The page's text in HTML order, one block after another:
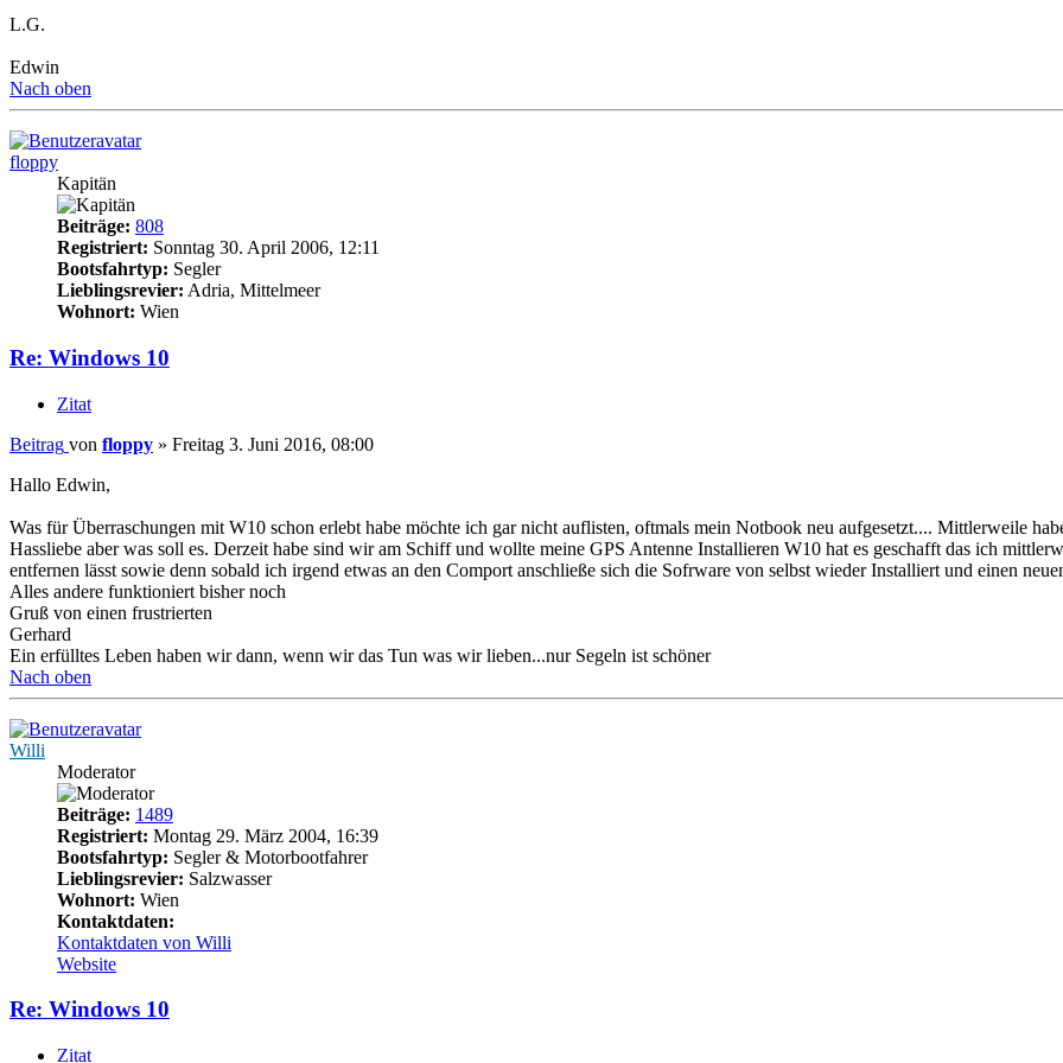
L.G.
Edwin
Nach oben
floppy
Kapitän
Beiträge: 808
Registriert: Sonntag 30. April 2006, 12:11
Bootsfahrtyp: Segler
Lieblingsrevier: Adria, Mittelmeer
Wohnort: Wien
Re: Windows 10
Zitat
Beitrag von floppy » Freitag 3. Juni 2016, 08:00
Hallo Edwin,
Was für Überraschungen mit W10 schon erlebt habe möchte ich gar nicht auflisten, oftmals mein Notbook neu aufgesetzt.... Mittlerweile
Hassliebe aber was soll es. Derzeit habe sind wir am Schiff und wollte meine GPS Antenne Installieren W10 hat es geschafft das ich
entfernen lässt sowie denn sobald ich irgend etwas an den Comport anschließe sich die Sofrware von selbst wieder Installiert und einen
Alles andere funktioniert bisher noch
Gruß von einen frustrierten
Gerhard
Ein erfülltes Leben haben wir dann, wenn wir das Tun was wir lieben...nur Segeln ist schöner
Nach oben
Willi
Moderator
Beiträge: 1489
Registriert: Montag 29. März 2004, 16:39
Bootsfahrtyp: Segler & Motorbootfahrer
Lieblingsrevier: Salzwasser
Wohnort: Wien
Kontaktdaten:
Kontaktdaten von Willi
Website
Re: Windows 10
Zitat